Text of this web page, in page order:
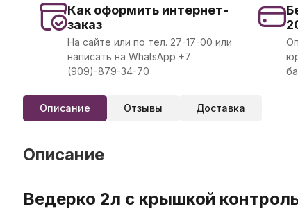
Как оформить интернет-
заказ
На сайте или по тел. 27-17-00 или
написать на WhatsApp +7
(909)-879-34-70
Описание Отзывы Доставка
Описание
Ведерко 2л с крышкой